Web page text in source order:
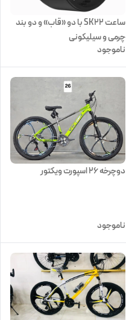
ساعت SK22 با دو «قاب» و دو بند
چرمی و سیلیکونی
ناموجود
دوچرخه ۲۶ اسپورت ویکتور
ناموجود